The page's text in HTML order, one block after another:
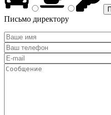
Письмо директору